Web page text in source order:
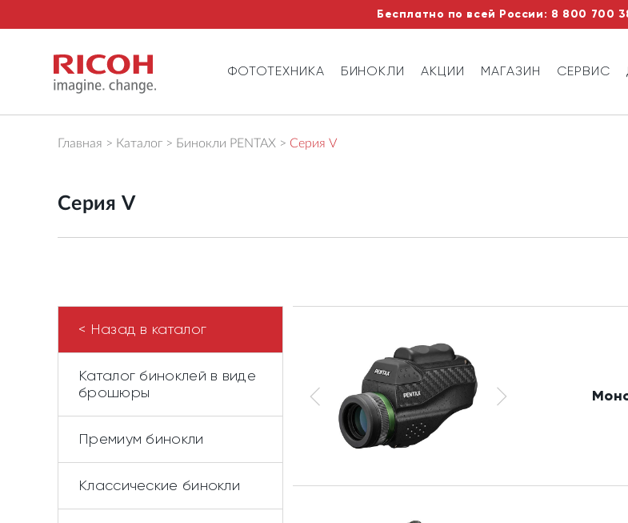
Бесплатно по всей России: 8 800 700
ФОТОТЕХНИКА БИНОКЛИ АКЦИИ МАГАЗИН СЕРВИС
Главная Каталог Бинокли PENTAX Серия V
Серия V
< Назад в каталог
Каталог биноклей в виде
брошюры
Премиум бинокли
Классические бинокли